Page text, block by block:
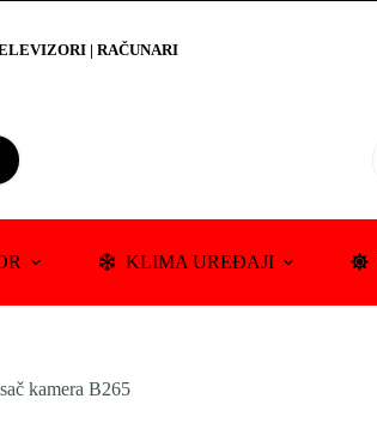
| RAČUNARI
KLIMA UREĐAJI
kamera B265